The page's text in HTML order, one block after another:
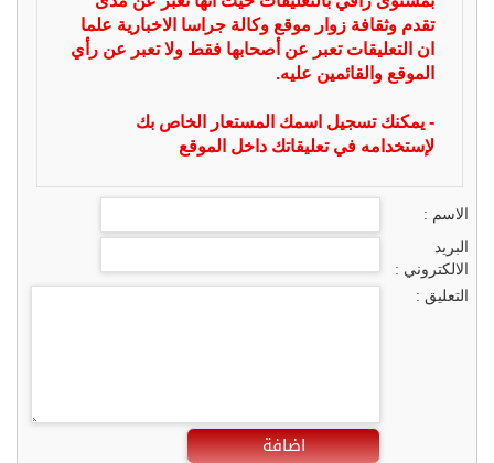
تقدم وثقافة زوار موقع وكالة جراسا الاخبارية علما
ان التعليقات تعبر عن أصحابها فقط ولا تعبر عن رأي
الموقع والقائمين عليه.
- يمكنك تسجيل اسمك المستعار الخاص بك
لإستخدامه في تعليقاتك داخل الموقع
الاسم :
البريد
الالكتروني :
التعليق :
اضافة